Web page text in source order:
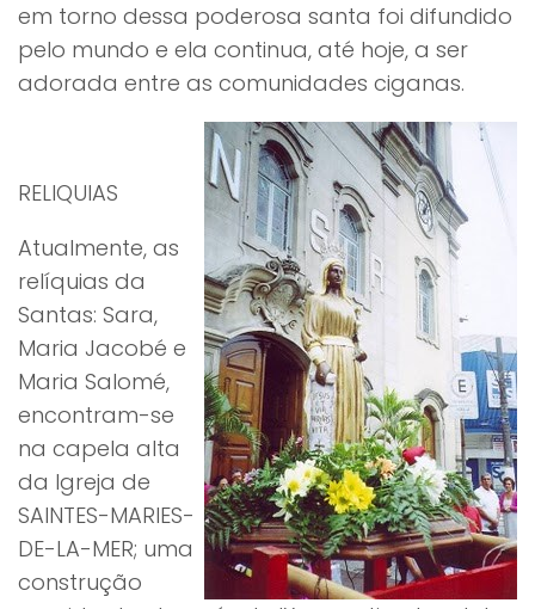
em torno dessa poderosa santa foi difundido
pelo mundo e ela continua, até hoje, a ser
adorada entre as comunidades ciganas.
RELIQUIAS
Atualmente, as
relíquias da
Santas: Sara,
Maria Jacobé e
Maria Salomé,
encontram-se
na capela alta
da Igreja de
SAINTES-MARIES-
DE-LA-MER; uma
construção